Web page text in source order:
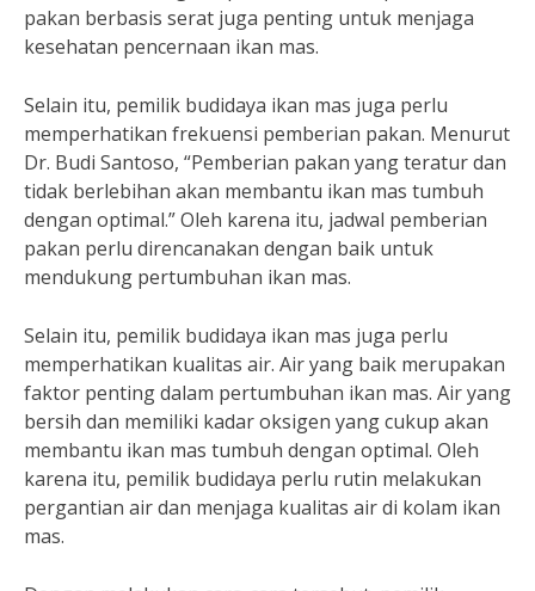
pakan berbasis serat juga penting untuk menjaga
kesehatan pencernaan ikan mas.
Selain itu, pemilik budidaya ikan mas juga perlu
memperhatikan frekuensi pemberian pakan. Menurut
Dr. Budi Santoso, “Pemberian pakan yang teratur dan
tidak berlebihan akan membantu ikan mas tumbuh
dengan optimal.” Oleh karena itu, jadwal pemberian
pakan perlu direncanakan dengan baik untuk
mendukung pertumbuhan ikan mas.
Selain itu, pemilik budidaya ikan mas juga perlu
memperhatikan kualitas air. Air yang baik merupakan
faktor penting dalam pertumbuhan ikan mas. Air yang
bersih dan memiliki kadar oksigen yang cukup akan
membantu ikan mas tumbuh dengan optimal. Oleh
karena itu, pemilik budidaya perlu rutin melakukan
pergantian air dan menjaga kualitas air di kolam ikan
mas.